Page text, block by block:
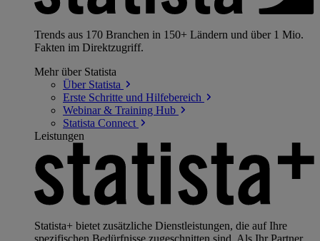
Trends aus 170 Branchen in 150+ Ländern und über 1 Mio.
Fakten im Direktzugriff.
Mehr über Statista
Über Statista
Erste Schritte und Hilfebereich
Webinar & Training Hub
Statista Connect
Leistungen
Statista+ bietet zusätzliche Dienstleistungen, die auf Ihre
spezifischen Bedürfnisse zugeschnitten sind. Als Ihr Partner